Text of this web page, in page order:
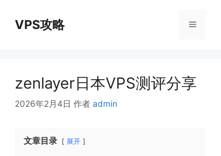
VPS攻略 菜
zenlayer日本VPS测评分享
2026年2月4日 作者 admin
文章目录 展开